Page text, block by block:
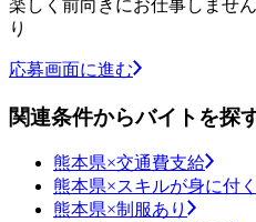
楽しく前向きにお仕事しま
り
応募画面に進む
関連条件からバイトを探
熊本県×交通費支給
熊本県×スキルが身に付く
熊本県×制服あり